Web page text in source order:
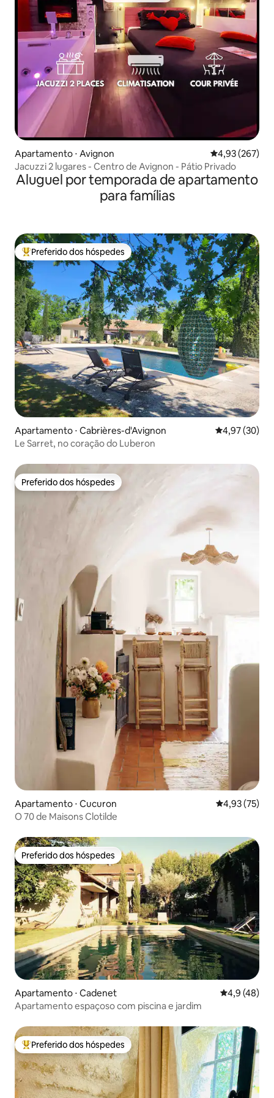
Apartamento ⋅ Avignon 4,93 de uma
4,93 (267)
Jacuzzi 2 lugares - Centro de Avignon - Pátio Privado
Aluguel por temporada de apartamento
para famílias
Entre os melhores preferidos dos hóspedes
Preferido dos hóspedes
Apartamento ⋅ Cabrières-d'Avignon 4,97 de uma
4,97 (30)
Le Sarret, no coração do Luberon
Preferido dos hóspedes
Preferido dos hóspedes
Apartamento ⋅ Cucuron 4,93 de uma
4,93 (75)
O 70 de Maisons Clotilde
Preferido dos hóspedes
Preferido dos hóspedes
Apartamento ⋅ Cadenet 4,9 de uma
4,9 (48)
Apartamento espaçoso com piscina e jardim
Entre os melhores preferidos dos hóspedes
Preferido dos hóspedes